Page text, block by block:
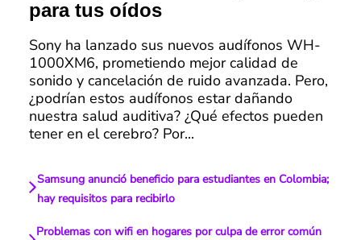
para tus oídos
Sony ha lanzado sus nuevos audífonos WH-
1000XM6, prometiendo mejor calidad de
sonido y cancelación de ruido avanzada. Pero,
¿podrían estos audífonos estar dañando
nuestra salud auditiva? ¿Qué efectos pueden
tener en el cerebro? Por...
Samsung anunció beneficio para estudiantes en Colombia;
hay requisitos para recibirlo
Problemas con wifi en hogares por culpa de error común